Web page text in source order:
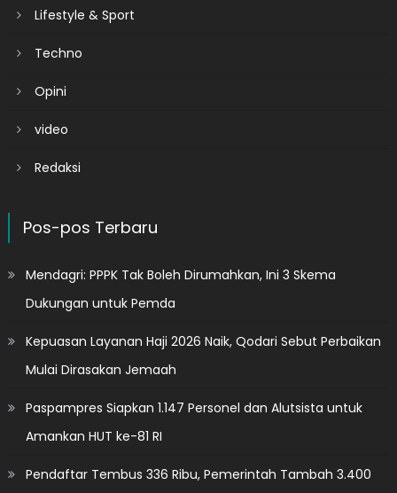
Lifestyle & Sport
Techno
Opini
video
Redaksi
Pos-pos Terbaru
Mendagri: PPPK Tak Boleh Dirumahkan, Ini 3 Skema
Dukungan untuk Pemda
Kepuasan Layanan Haji 2026 Naik, Qodari Sebut Perbaikan
Mulai Dirasakan Jemaah
Paspampres Siapkan 1.147 Personel dan Alutsista untuk
Amankan HUT ke-81 RI
Pendaftar Tembus 336 Ribu, Pemerintah Tambah 3.400